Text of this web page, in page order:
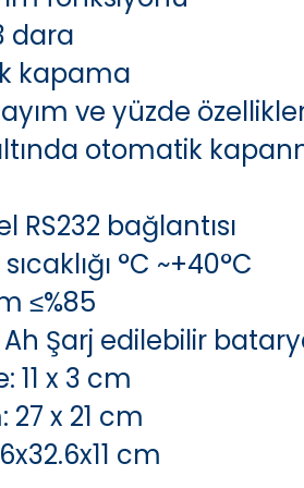
dara
kapama
ve yüzde
otomatik
RS232 bağlantısı
°C ~+40°C
≤%85
Ah Şarj edilebilir
11 x 3 cm
27 x 21 cm
cm